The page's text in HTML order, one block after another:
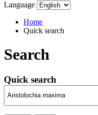
Language
Home
Quick search
Search
Quick search